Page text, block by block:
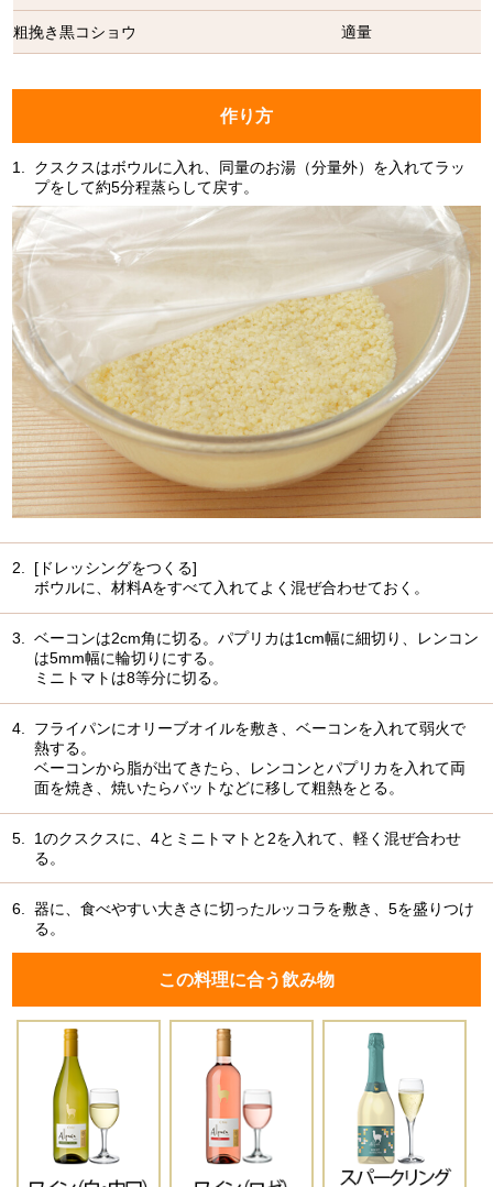
粗挽き黒コショウ 適量
作り方
1.
クスクスはボウルに入れ、同量のお湯（分量外）を入れてラッ
プをして約5分程蒸らして戻す。
2.
[ドレッシングをつくる]
ボウルに、材料Aをすべて入れてよく混ぜ合わせておく。
3. ベーコンは2cm角に切る。パプリカは1cm幅に細切り、レンコン
は5mm幅に輪切りにする。
ミニトマトは8等分に切る。
4.
フライパンにオリーブオイルを敷き、ベーコンを入れて弱火で
熱する。
ベーコンから脂が出てきたら、レンコンとパプリカを入れて両
面を焼き、焼いたらバットなどに移して粗熱をとる。
5.
1のクスクスに、4とミニトマトと2を入れて、軽く混ぜ合わせ
る。
6.
器に、食べやすい大きさに切ったルッコラを敷き、5を盛りつけ
る。
この料理に合う飲み物